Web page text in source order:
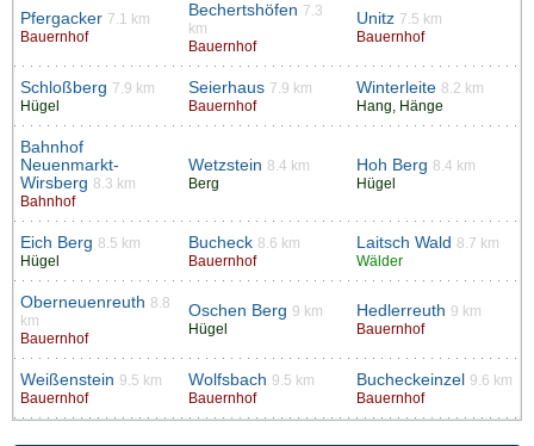
Pfergacker 7.1 km
Bauernhof
Bechertshöfen 7.3
km
Bauernhof
Unitz 7.5 km
Bauernhof
Schloßberg 7.9 km
Hügel
Seierhaus 7.9 km
Bauernhof
Winterleite 8.2 km
Hang, Hänge
Bahnhof
Neuenmarkt-
Wirsberg 8.3 km
Bahnhof
Wetzstein 8.4 km
Berg
Hoh Berg 8.4 km
Hügel
Eich Berg 8.5 km
Hügel
Bucheck 8.6 km
Bauernhof
Laitsch Wald 8.7 km
Wälder
Oberneuenreuth 8.8
km
Bauernhof
Oschen Berg 9 km
Hügel
Hedlerreuth 9 km
Bauernhof
Weißenstein 9.5 km
Bauernhof
Wolfsbach 9.5 km
Bauernhof
Bucheckeinzel
9.6 km
Bauernhof